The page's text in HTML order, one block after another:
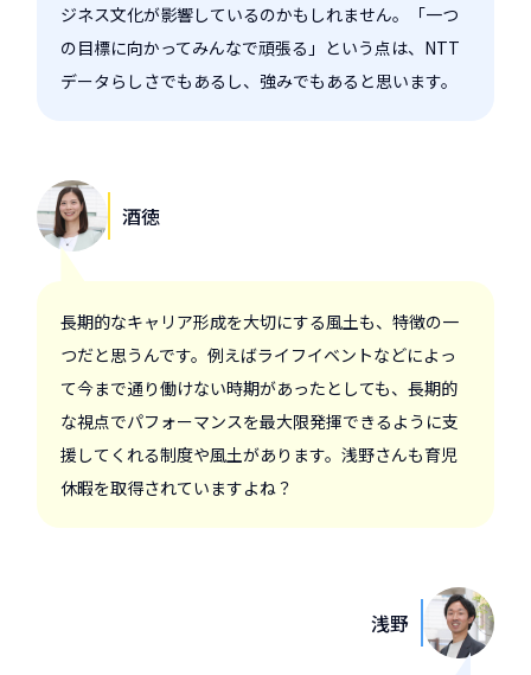
ジネス文化が影響しているのかもしれません。「一つ
の目標に向かってみんなで頑張る」という点は、NTT
データらしさでもあるし、強みでもあると思います。
酒徳
長期的なキャリア形成を大切にする風土も、特徴の一
つだと思うんです。例えばライフイベントなどによっ
て今まで通り働けない時期があったとしても、長期的
な視点でパフォーマンスを最大限発揮できるように支
援してくれる制度や風土があります。浅野さんも育児
休暇を取得されていますよね？
浅野